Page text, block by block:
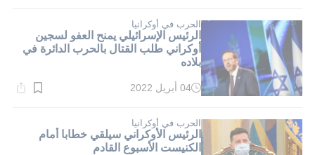
دقيقة.
الحرب في أوكرانيا
الرئيس الإسرائيلي يمنح العفو لسجين
أوكراني طلب القتال بالحرب الدائرة في
بلاده
وقت
دقيقة.
04 أبريل 2022
الحرب في أوكرانيا
الرئيس الأوكراني سيلقي خطابا أمام
الكنيست الأسبوع القادم